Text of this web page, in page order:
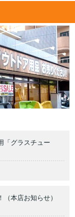
「グラスチュー
（本店お知らせ）